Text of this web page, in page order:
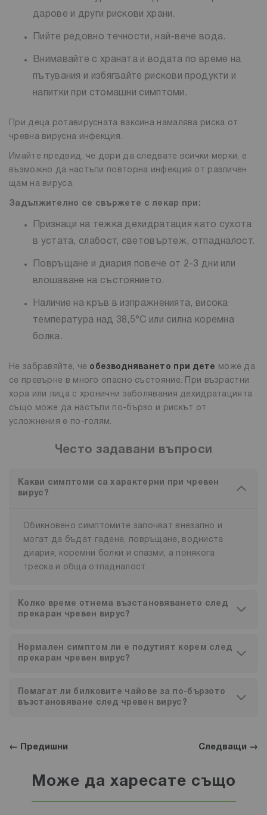
дарове и други рискови храни.
Пийте редовно течности, най-вече вода.
Внимавайте с храната и водата по време на
пътувания и избягвайте рискови продукти и
напитки при стомашни симптоми.
При деца ротавирусната ваксина намалява риска от
чревна вирусна инфекция.
Имайте предвид, че дори да следвате всички мерки, е
възможно да настъпи повторна инфекция от различен
щам на вируса.
Задължително се свържете с лекар при:
Признаци на тежка дехидратация като сухота
в устата, слабост, световъртеж, отпадналост.
Повръщане и диария повече от 2-3 дни или
влошаване на състоянието.
Наличие на кръв в изпражненията, висока
температура над 38,5°C или силна коремна
болка.
Не забравяйте, че обезводняването при дете
може да
се превърне в много опасно състояние. При възрастни
хора или лица с хронични заболявания дехидратацията
също може да настъпи по-бързо и рискът от
усложнения е по-голям.
Често задавани въпроси
Какви симптоми са характерни при чревен
вирус?
Обикновено симптомите започват внезапно и
могат да бъдат гадене, повръщане, водниста
диария, коремни болки и спазми, а понякога
треска и обща отпадналост.
Колко време отнема възстановяването след
прекаран чревен вирус?
Нормален симптом ли е подутият корем след
прекаран чревен вирус?
Помагат ли билковите чайове за по-бързото
възстановяване след чревен вирус?
← Предишни Следващи →
Може да харесате също